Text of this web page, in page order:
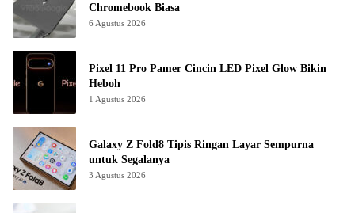
Chromebook Biasa
6 Agustus 2026
Pixel 11 Pro Pamer Cincin LED Pixel Glow Bikin
Heboh
1 Agustus 2026
Galaxy Z Fold8 Tipis Ringan Layar Sempurna
untuk Segalanya
3 Agustus 2026